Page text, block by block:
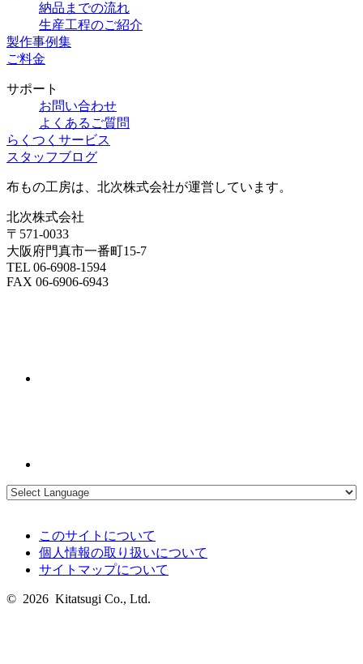
納品までの流れ
生産工程のご紹介
製作事例集
ご料金
サポート
お問い合わせ
よくあるご質問
らくつくサービス
スタッフブログ
布もの工房は、北次株式会社が運営しています。
北次株式会社
〒571-0033
大阪府門真市一番町15-7
TEL 06-6908-1594
FAX 06-6906-6943
このサイトについて
個人情報の取り扱いについて
サイトマップについて
© 2026 Kitatsugi Co., Ltd.